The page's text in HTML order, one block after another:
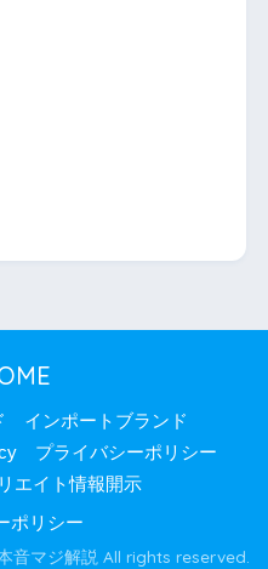
インポートブランド
プライバシーポリシー
エイト情報開示
ポリシー
音マジ解説 All rights reserved.